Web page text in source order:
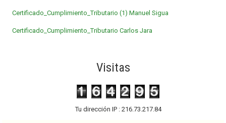
Certificado_Cumplimiento_Tributario (1) Manuel Sigua
Certificado_Cumplimiento_Tributario Carlos Jara
Visitas
Tu dirección IP : 216.73.217.84